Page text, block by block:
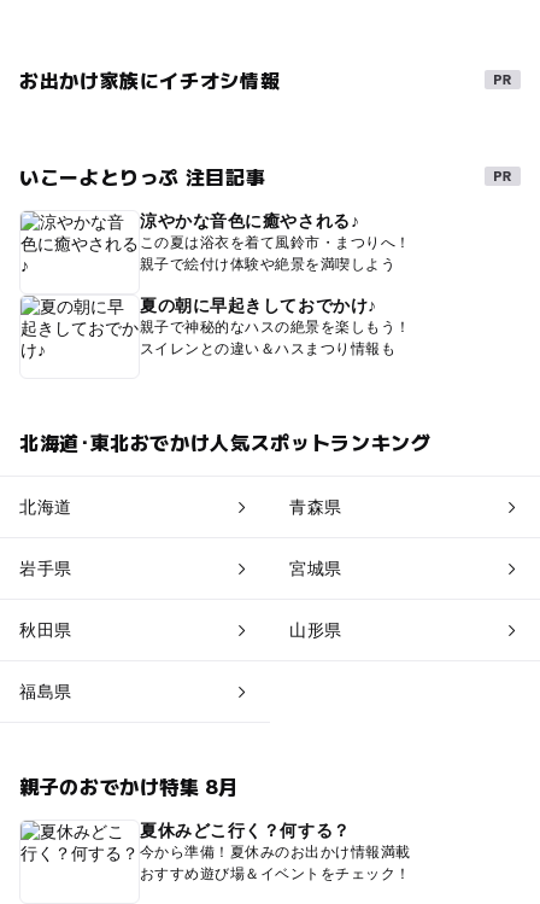
お出かけ家族にイチオシ情報
いこーよとりっぷ 注目記事
涼やかな音色に癒やされる♪
この夏は浴衣を着て風鈴市・まつりへ！
親子で絵付け体験や絶景を満喫しよう
夏の朝に早起きしておでかけ♪
親子で神秘的なハスの絶景を楽しもう！
スイレンとの違い＆ハスまつり情報も
北海道･東北おでかけ人気スポットランキング
北海道 青森県
岩手県 宮城県
秋田県 山形県
福島県
親子のおでかけ特集 8月
夏休みどこ行く？何する？
今から準備！夏休みのお出かけ情報満載
おすすめ遊び場＆イベントをチェック！